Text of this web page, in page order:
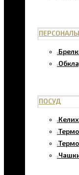
ПОСУД